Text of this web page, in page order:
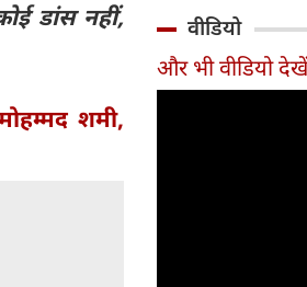
डांस नहीं,
शमी,
मैच
वीडियो
और भी वीडियो देखें